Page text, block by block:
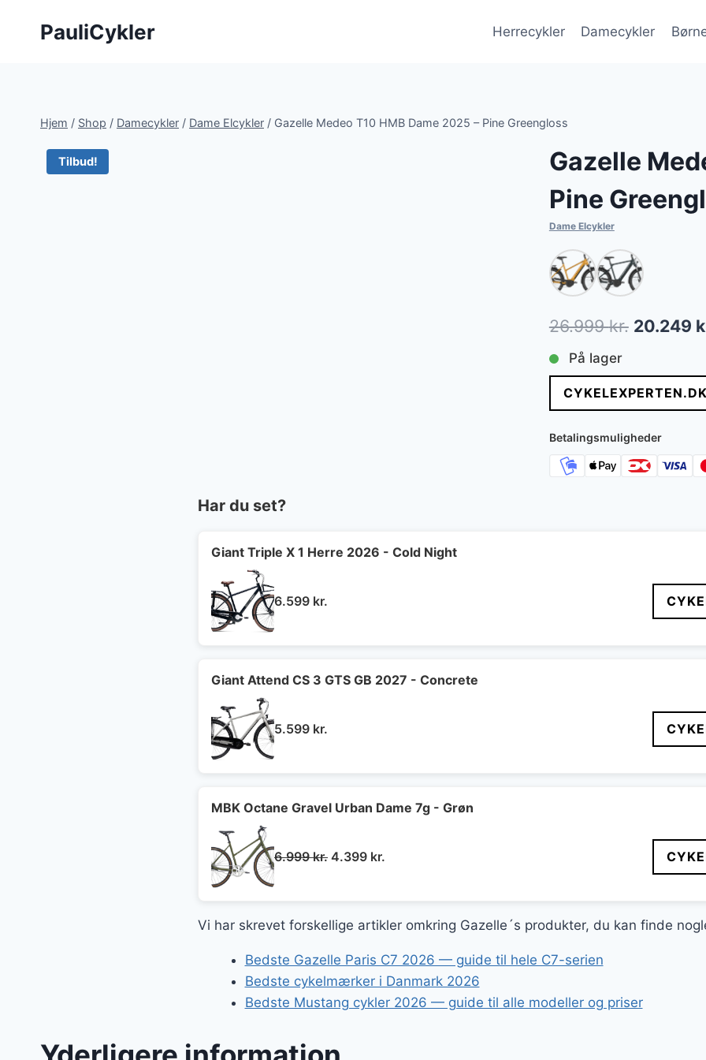
PauliCykler Herrecykler Damecykler
Hjem / Shop / Damecykler / Dame Elcykler / Gazelle Medeo T10 HMB Dame 2025 – Pine Greengloss
Tilbud!
Gazelle
Pine
Dame Elcykler
26.999kr. Den
pris
var:
26.999 kr..
20.249
På lager
Betalingsmuligheder
Har du set?
Giant Triple X 1 Herre 2026 - Cold Night
6.599 kr.
Giant Attend CS 3 GTS GB 2027 - Concrete
5.599 kr.
MBK Octane Gravel Urban Dame 7g - Grøn
6.999kr. Den
6.999 kr..
4.399 kr.
4.399 kr..
Vi har skrevet forskellige artikler omkring Gazelle´s produkter, du kan finde
Bedste Gazelle Paris C7 2026 — guide til hele C7-serien
Bedste cykelmærker i Danmark 2026
Bedste Mustang cykler 2026 — guide til alle modeller og priser